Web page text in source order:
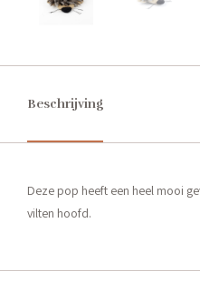
Beschrijving
Deze pop heeft een heel mooi
vilten hoofd.